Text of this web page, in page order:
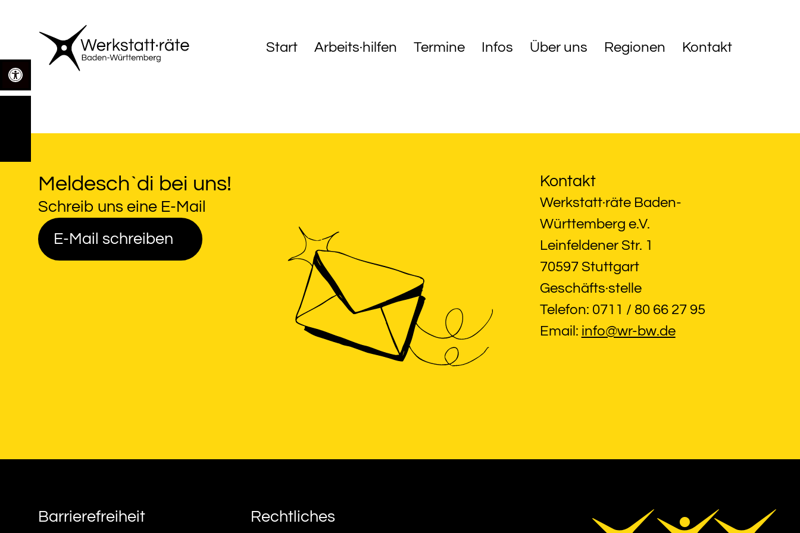
springen
Open toolbar
Start Arbeits·hilfen Termine Infos Über uns Regionen Kontakt
Meldesch`di bei uns!
Schreib uns eine E-Mail
E-Mail schreiben
Kontakt
Werkstatt·räte Baden-
Württemberg e.V.
Leinfeldener Str. 1
70597 Stuttgart
Geschäfts·stelle
Telefon: 0711 / 80 66 27 95
Email: info@wr-bw.de
Barrierefreiheit Rechtliches